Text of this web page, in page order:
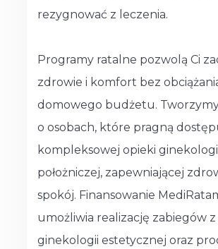
rezygnować z leczenia.
Programy ratalne pozwolą Ci
zdrowie i komfort bez
domowego budżetu.
o osobach, które pragną
kompleksowej opieki
położniczej, zapewniającej
spokój. Finansowanie
umożliwia realizację zabiegów
ginekologii estetycznej oraz